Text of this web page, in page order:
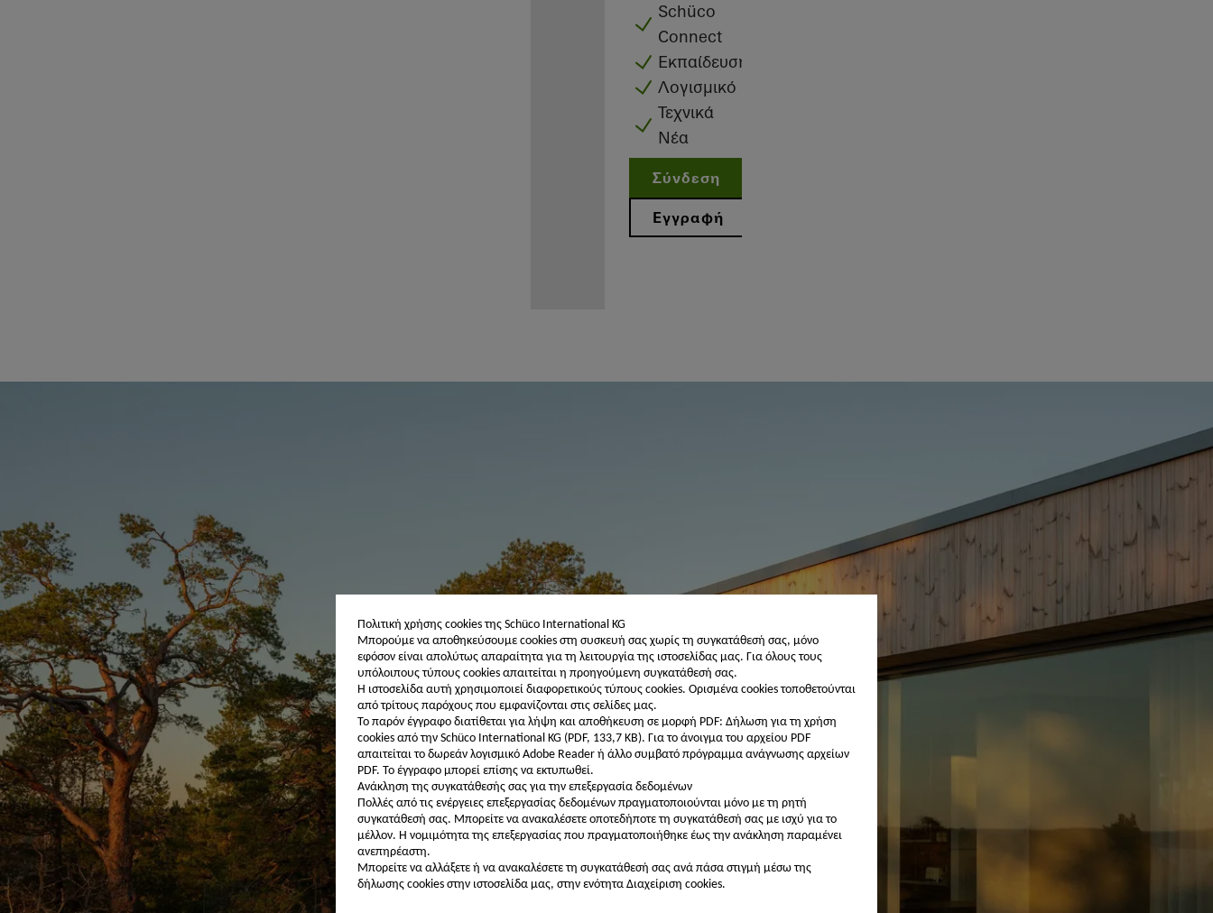
εσάς ως
Schüco
Connect
Εκπαίδευση
Λογισμικό
Τεχνικά
Νέα
Σύνδεση
Εγγραφή
Πολιτική χρήσης cookies της Schüco International KG
Μπορούμε να αποθηκεύσουμε cookies στη συσκευή σας χωρίς τη συγκατάθεσή σας, μόνο
εφόσον είναι απολύτως απαραίτητα για τη λειτουργία της ιστοσελίδας μας. Για όλους τους
υπόλοιπους τύπους cookies απαιτείται η προηγούμενη συγκατάθεσή σας.
Η ιστοσελίδα αυτή χρησιμοποιεί διαφορετικούς τύπους cookies. Ορισμένα cookies τοποθετούνται
από τρίτους παρόχους που εμφανίζονται στις σελίδες μας.
Το παρόν έγγραφο διατίθεται για λήψη και αποθήκευση σε μορφή PDF: Δήλωση για τη χρήση
cookies από την Schüco International KG (PDF, 133,7 KB). Για το άνοιγμα του αρχείου PDF
απαιτείται το δωρεάν λογισμικό Adobe Reader ή άλλο συμβατό πρόγραμμα ανάγνωσης αρχείων
PDF. Το έγγραφο μπορεί επίσης να εκτυπωθεί.
Ανάκληση της συγκατάθεσής σας για την επεξεργασία δεδομένων
Πολλές από τις ενέργειες επεξεργασίας δεδομένων πραγματοποιούνται μόνο με τη ρητή
συγκατάθεσή σας. Μπορείτε να ανακαλέσετε οποτεδήποτε τη συγκατάθεσή σας με ισχύ για το
μέλλον. Η νομιμότητα της επεξεργασίας που πραγματοποιήθηκε έως την ανάκληση παραμένει
ανεπηρέαστη.
Μπορείτε να αλλάξετε ή να ανακαλέσετε τη συγκατάθεσή σας ανά πάσα στιγμή μέσω της
δήλωσης cookies στην ιστοσελίδα μας, στην ενότητα Διαχείριση cookies.